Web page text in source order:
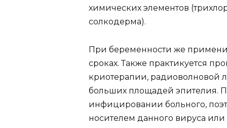
химических элементов
солкодерма).
При беременности же
сроках. Также практикуется
криотерапии, радиоволновой
больших площадей эпителия.
инфицировании больного,
носителем данного вируса или